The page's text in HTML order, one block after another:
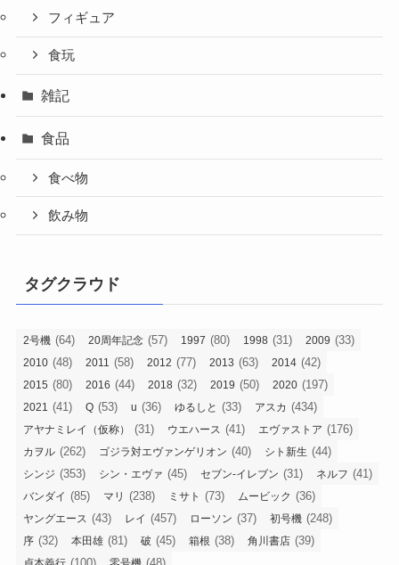
フィギュア
食玩
雑記
食品
食べ物
飲み物
タグクラウド
2号機 (64) 20周年記念 (57) 1997 (80) 1998 (31) 2009 (33)
2010 (48) 2011 (58) 2012 (77) 2013 (63) 2014 (42)
2015 (80) 2016 (44) 2018 (32) 2019 (50) 2020 (197)
2021 (41) Q (53) u (36) ゆるしと (33) アスカ (434)
アヤナミレイ（仮称） (31) ウエハース (41) エヴァストア (176)
カヲル (262) ゴジラ対エヴァンゲリオン (40) シト新生 (44)
シンジ (353) シン・エヴァ (45) セブン-イレブン (31) ネルフ (41)
バンダイ (85) マリ (238) ミサト (73) ムービック (36)
ヤングエース (43) レイ (457) ローソン (37) 初号機 (248)
序 (32) 本田雄 (81) 破 (45) 箱根 (38) 角川書店 (39)